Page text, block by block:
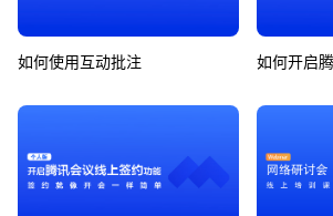
如何使用互动批注 如何开启